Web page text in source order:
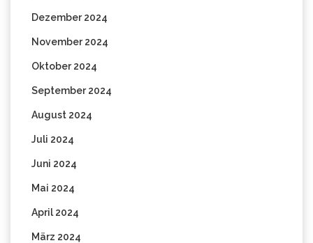
Dezember 2024
November 2024
Oktober 2024
September 2024
August 2024
Juli 2024
Juni 2024
Mai 2024
April 2024
März 2024